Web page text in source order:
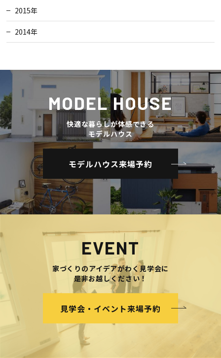
2015年
2014年
MODEL HOUSE
快適な暮らしが体感できる
モデルハウス
モデルハウス来場予約
EVENT
家づくりのアイデアがわく見学会に
是非お越しください！
見学会・イベント来場予約